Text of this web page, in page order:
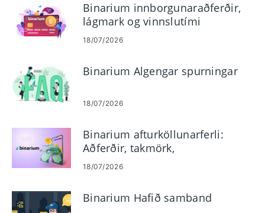
Binarium innborgunaraðferðir,
lágmark og vinnslutími
18/07/2026
Binarium Algengar spurningar
18/07/2026
Binarium afturköllunarferli:
Aðferðir, takmörk,
útborgunartímar
18/07/2026
Binarium Hafið samband